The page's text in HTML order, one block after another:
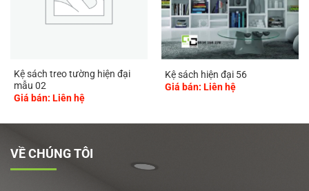
Kệ sách treo tường hiện đại
mẫu 02
Giá bán: Liên hệ
Kệ sách hiện đại 56
Giá bán: Liên hệ
VỀ CHÚNG TÔI